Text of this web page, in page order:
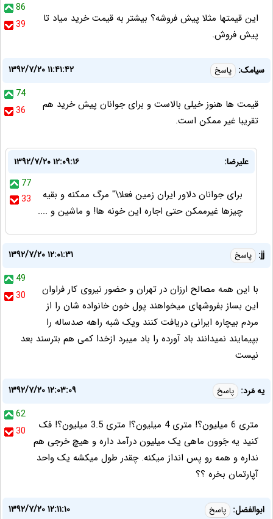
86
39
این قیمتها مثلا پیش فروشه؟ بیشتر به قیمت خرید میاد تا
پیش فروش.
سیامک: پاسخ
۱۳۹۲/۷/۲۰ ۱۱:۴۱:۴۲
74
36
قیمت ها هنوز خیلی بالاست و برای جوانان پیش خرید هم
تقریبا غیر ممکن است.
علیرضا:
۱۳۹۲/۷/۲۰ ۱۲:۰۹:۱۶
77
33
برای جوانان دلاور ایران زمین فعلا\" مرگ ممکنه و بقیه
چیزها غیرممکن حتی اجاره این خونه ها! و ماشین و ....
jj: پاسخ
۱۳۹۲/۷/۲۰ ۱۲:۰۱:۳۱
49
30
با این همه مصالح ارزان در تهران و حضور نیروی کار فراوان
این بساز بفروشهای میخواهند پول خون خانواده شان را از
مردم بیچاره ایرانی دریافت کنند ویک شبه راهه صدساله را
بپیمایند نمیدانند باد آورده را باد میبرد ازخدا کمی هم بترسند بعد
نیست
یه مَرد: پاسخ
۱۳۹۲/۷/۲۰ ۱۲:۰۳:۰۹
62
30
متری 6 میلیون؟! متری 4 میلیون؟! متری 3.5 میلیون؟! فک
کنید یه جَوون ماهی یک میلیون درآمد داره و هیچ خرجی هم
نداره و همه رو پس انداز میکنه. چقدر طول میکشه یک واحد
آپارتمان بخره ؟؟
ابوالفضل: پاسخ
۱۳۹۲/۷/۲۰ ۱۲:۱۱:۱۰